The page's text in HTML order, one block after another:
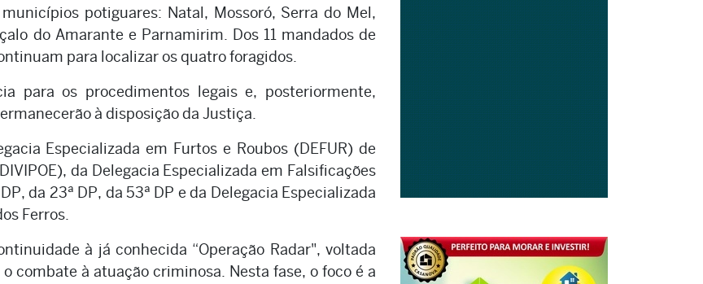
potiguares: Natal, Mossoró, Serra do Mel,
do Amarante e Parnamirim. Dos 11 mandados de
para localizar os quatro foragidos.
para os procedimentos legais e, posteriormente,
à disposição da Justiça.
Especializada em Furtos e Roubos (DEFUR) de
da Delegacia Especializada em Falsificações
da 23ª DP, da 53ª DP e da Delegacia Especializada
Ferros.
à já conhecida “Operação Radar", voltada
combate à atuação criminosa. Nesta fase, o foco é a